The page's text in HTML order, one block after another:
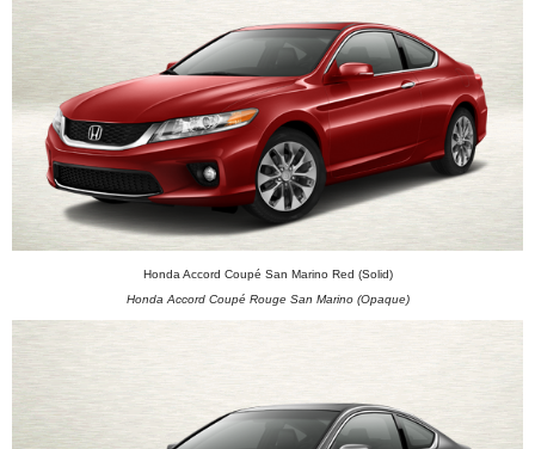
Honda Accord Coupé San Marino Red (Solid)
Honda Accord Coupé Rouge San Marino (Opaque)